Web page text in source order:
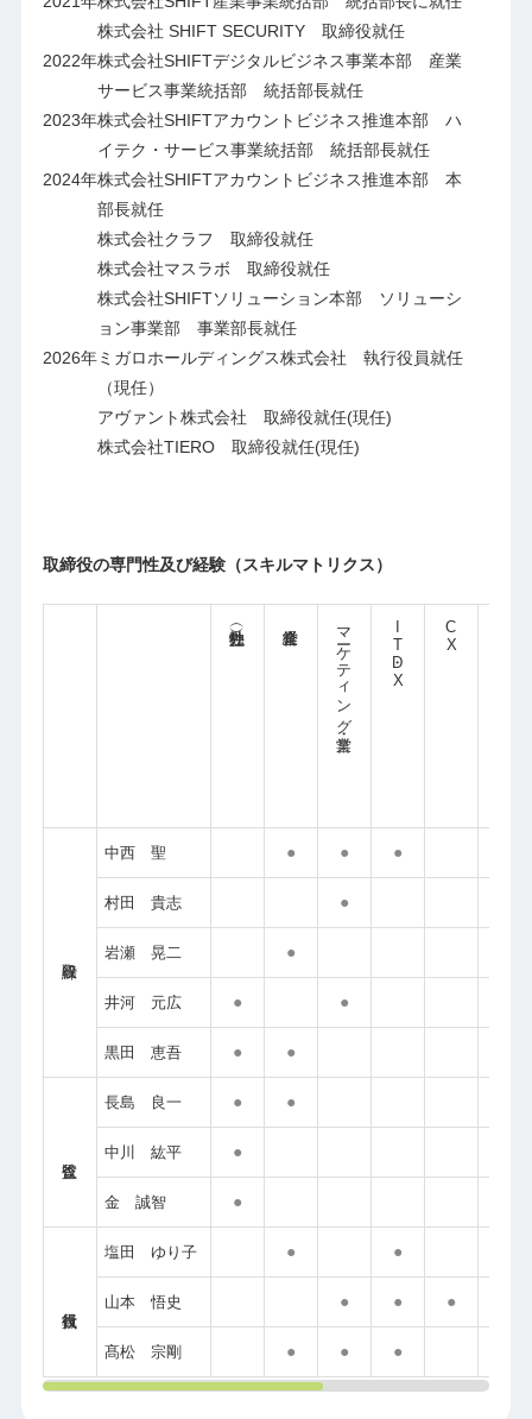
株式会社 SHIFT SECURITY 取締役就任
2022年株式会社SHIFTデジタルビジネス事業本部 産業
サービス事業統括部 統括部長就任
2023年株式会社SHIFTアカウントビジネス推進本部 ハ
イテク・サービス事業統括部 統括部長就任
2024年株式会社SHIFTアカウントビジネス推進本部 本
部長就任
株式会社クラフ 取締役就任
株式会社マスラボ 取締役就任
株式会社SHIFTソリューション本部 ソリューシ
ョン事業部 事業部長就任
2026年ミガロホールディングス株式会社 執行役員就任
（現任）
アヴァント株式会社 取締役就任(現任)
株式会社TIERO 取締役就任(現任)
取締役の専門性及び経験（スキルマトリクス）
マーケティング・営業 IT・DX CX
中西 聖 ● ● ●
村田 貴志 ●
岩瀬 晃二 ●
井河 元広 ● ●
黒田 恵吾 ● ●
長島 良一 ● ●
中川 紘平 ●
金 誠智 ●
塩田 ゆり子 ● ●
山本 悟史 ● ● ●
髙松 宗剛 ● ● ●